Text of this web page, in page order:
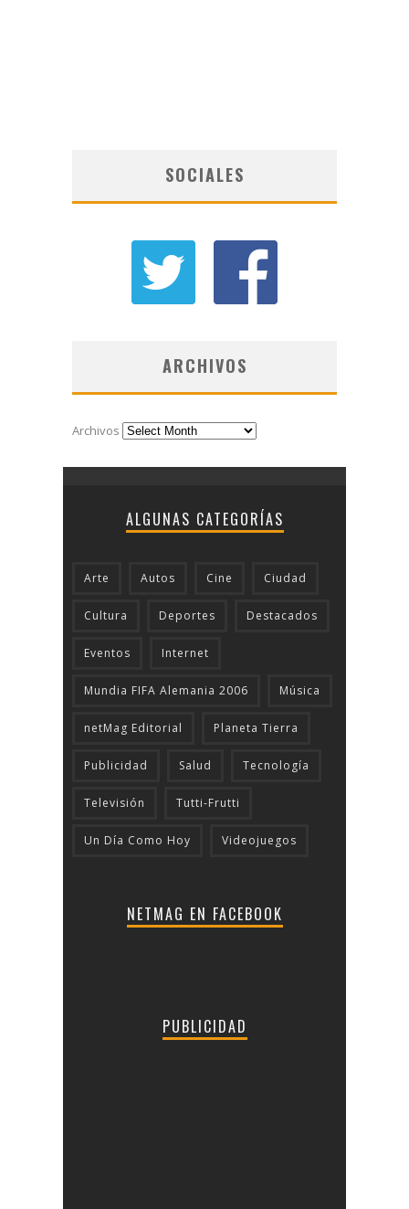
SOCIALES
ARCHIVOS
Archivos
ALGUNAS CATEGORÍAS
Arte Autos Cine Ciudad
Cultura Deportes Destacados
Eventos Internet
Mundia FIFA Alemania 2006 Música
netMag Editorial Planeta Tierra
Publicidad Salud Tecnologí­a
Televisión Tutti-Frutti
Un Día Como Hoy Videojuegos
NETMAG EN FACEBOOK
PUBLICIDAD